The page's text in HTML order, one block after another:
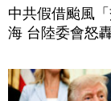
中共假借颱風
海 台陸委會怒